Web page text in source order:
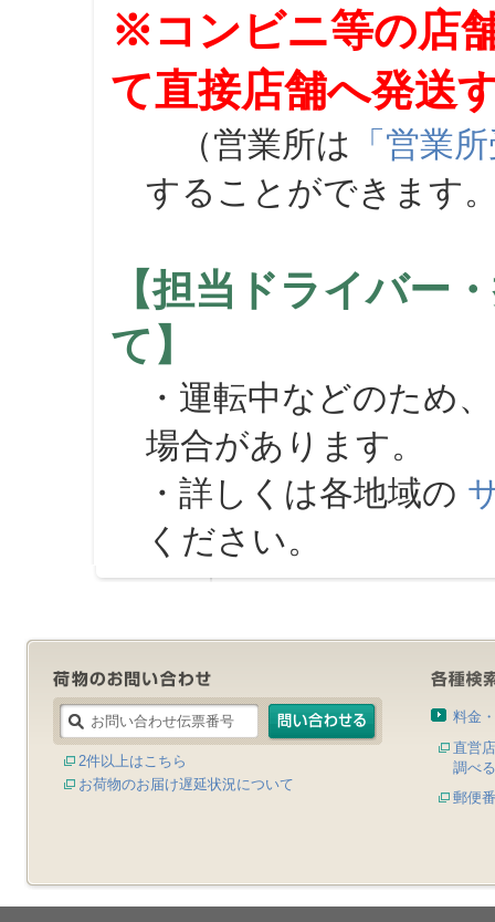
※コンビニ等の店
て直接店舗へ発送
（営業所は 「営業
することができます
【担当ドライバー
て】
・運転中などのため
場合があります。
・詳しくは各地域の
ください。
2件以上はこちら
お荷物のお届け遅延状況について
料金
直営
調べる
郵便